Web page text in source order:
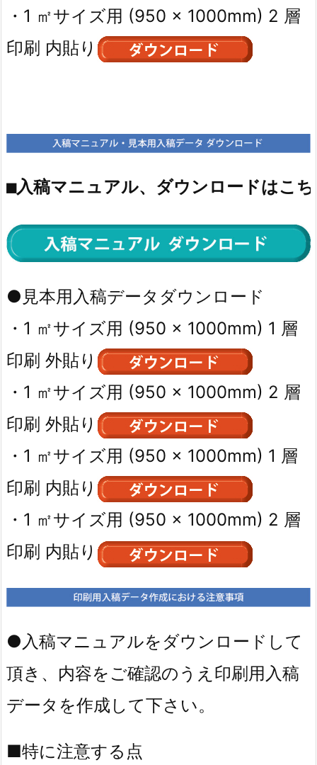
・1 ㎡サイズ用 (950 × 1000mm) 2 層
印刷 内貼り
●見本用入稿データダウンロード
・1 ㎡サイズ用 (950 × 1000mm) 1 層
印刷 外貼り
・1 ㎡サイズ用 (950 × 1000mm) 2 層
印刷 外貼り
・1 ㎡サイズ用 (950 × 1000mm) 1 層
印刷 内貼り
・1 ㎡サイズ用 (950 × 1000mm) 2 層
印刷 内貼り
●入稿マニュアルをダウンロードして
頂き、内容をご確認のうえ印刷用入稿
データを作成して下さい。
■特に注意する点